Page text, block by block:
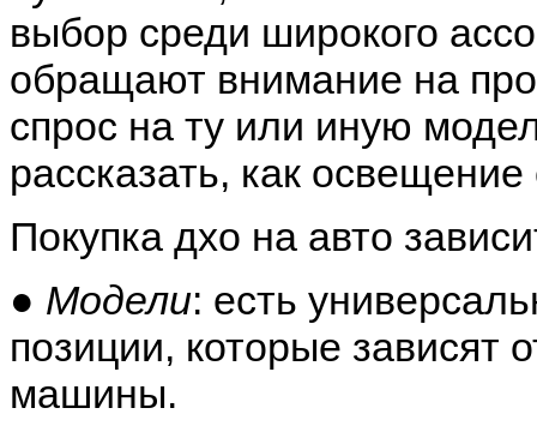
выбор среди широкого
обращают внимание на
спрос на ту или иную
рассказать, как
Покупка дхо на авто
● Модели: есть
позиции, которые зависят
машины.